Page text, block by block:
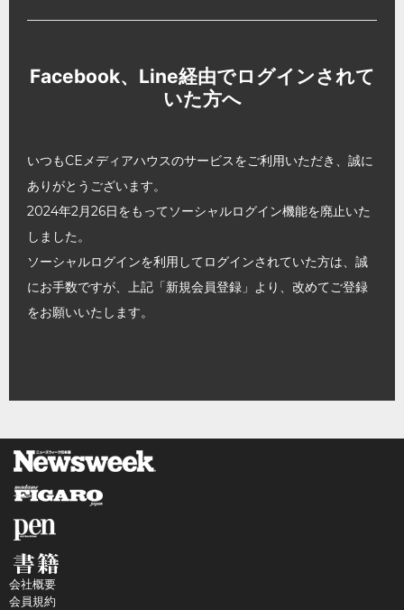
Facebook、Line経由でログインされて
いた方へ
いつもCEメディアハウスのサービスをご利用いただき、誠に
ありがとうございます。
2024年2月26日をもってソーシャルログイン機能を廃止いた
しました。
ソーシャルログインを利用してログインされていた方は、誠
にお手数ですが、上記「新規会員登録」より、改めてご登録
をお願いいたします。
会社概要
会員規約